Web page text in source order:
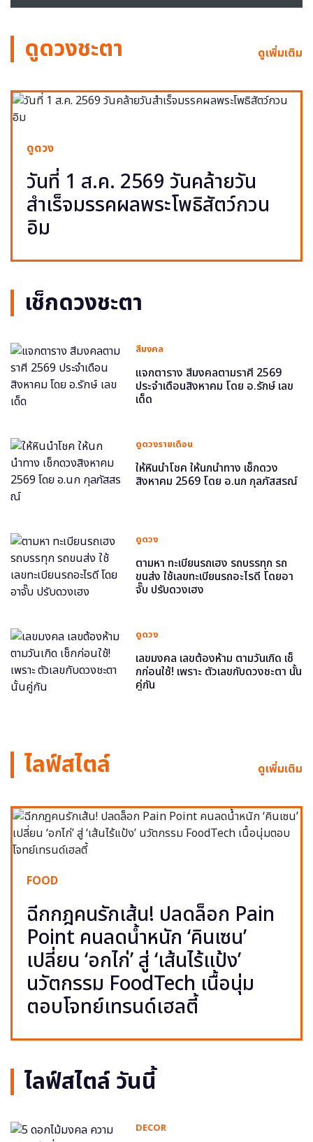
ดูดวงชะตา ดูเพิ่มเติม
ดูดวง
วันที่ 1 ส.ค. 2569 วันคล้ายวัน
สำเร็จมรรคผลพระโพธิสัตว์กวน
อิม
เช็กดวงชะตา
สีมงคล
แจกตาราง สีมงคลตามราศี 2569
ประจำเดือนสิงหาคม โดย อ.รักษ์ เลข
เด็ด
ดูดวงรายเดือน
ให้หินนำโชค ให้นกนำทาง เช็กดวง
สิงหาคม 2569 โดย อ.นก กุลภัสสรณ์
ดูดวง
ตามหา ทะเบียนรถเฮง รถบรรทุก รถ
ขนส่ง ใช้เลขทะเบียนรถอะไรดี โดยอา
จั๊บ ปรับดวงเฮง
ดูดวง
เลขมงคล เลขต้องห้าม ตามวันเกิด เช็
กก่อนใช้! เพราะ ตัวเลขกับดวงชะตา นั้น
คู่กัน
ไลฟ์สไตล์ ดูเพิ่มเติม
FOOD
ฉีกกฎคนรักเส้น! ปลดล็อก Pain
Point คนลดน้ำหนัก ‘คินเซน’
เปลี่ยน ‘อกไก่’ สู่ ‘เส้นไร้แป้ง’
นวัตกรรม FoodTech เนื้อนุ่ม
ตอบโจทย์เทรนด์เฮลตี้
ไลฟ์สไตล์ วันนี้
DECOR